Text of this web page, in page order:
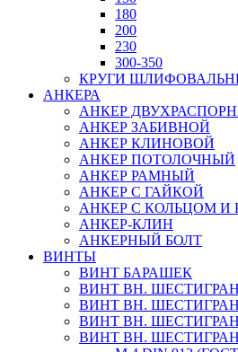
180
200
230
300-350
КРУГИ
АНКЕРА
АНКЕР
АНКЕР ЗАБИВНОЙ
АНКЕР КЛИНОВОЙ
АНКЕР ПОТОЛОЧНЫЙ
АНКЕР РАМНЫЙ
АНКЕР С ГАЙКОЙ
АНКЕР С КОЛЬЦОМ
АНКЕР-КЛИН
АНКЕРНЫЙ БОЛТ
ВИНТЫ
ВИНТ БАРАШЕК
ВИНТ ВН.
ВИНТ ВН.
ВИНТ ВН.
ВИНТ ВН.